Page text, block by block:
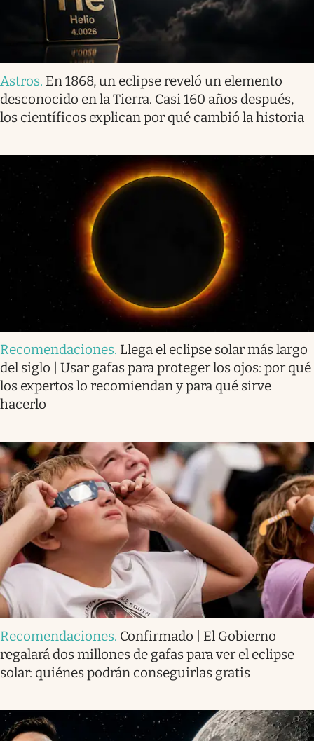
Astros. En 1868, un eclipse reveló un elemento
desconocido en la Tierra. Casi 160 años después,
los científicos explican por qué cambió la historia
Recomendaciones. Llega el eclipse solar más largo
del siglo | Usar gafas para proteger los ojos: por qué
los expertos lo recomiendan y para qué sirve
hacerlo
Recomendaciones. Confirmado | El Gobierno
regalará dos millones de gafas para ver el eclipse
solar: quiénes podrán conseguirlas gratis